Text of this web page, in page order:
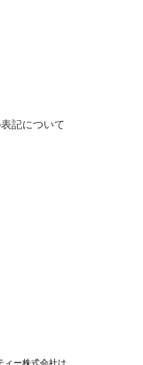
記について
ィー株式会社は